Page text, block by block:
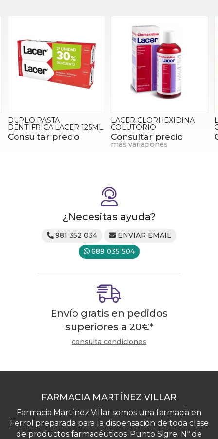
LACER CLORHEXIDINA
COLUTORIO
Consultar precio
más variaciones
LACER FRESH
COLUTORIO
Consultar precio
¿Necesitas ayuda?
981 352 034
ENVIAR EMAIL
689 035 504
Envío gratis en pedidos
superiores a 20€*
consulta condiciones
FARMACIA MARTÍNEZ VILLAR
Farmacia Martínez Villar somos una farmacia en
Ferrol preparada para la dispensación de toda clase
de productos farmacéuticos. Punto Sigre. Nº de